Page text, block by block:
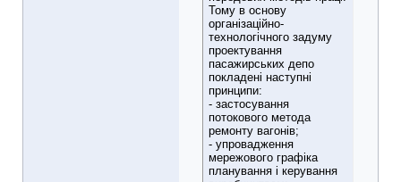
Тому в основу
організаційно-
технологічного задуму
проектування
пасажирських депо
покладені наступні
принципи:
- застосування
потокового метода
ремонту вагонів;
- упровадження
мережового графіка
планування і керування